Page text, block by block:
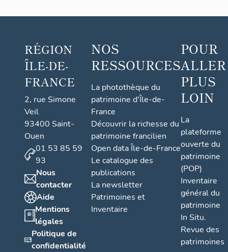
RÉGION
ÎLE-DE-
FRANCE
2, rue Simone
Veil
93400 Saint-
Ouen
01 53 85 59
93
Nous
contacter
Aide
Mentions
légales
Politique de
confidentialité
NOS
RESSOURCES
La photothèque du
patrimoine d'Île-de-
France
Découvrir la richesse du
patrimoine francilien
Open data Île-de-France
Le catalogue des
publications
La newsletter
Patrimoines et
Inventaire
POUR
ALLER
PLUS
LOIN
La
plateforme
ouverte du
patrimoine
(POP)
Inventaire
général du
patrimoine
In Situ.
Revue des
patrimoines